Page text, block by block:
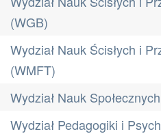
(WGB)
Wydział Nauk Ścisłych i
(WMFT)
Wydział Nauk
Wydział Pedagogiki i